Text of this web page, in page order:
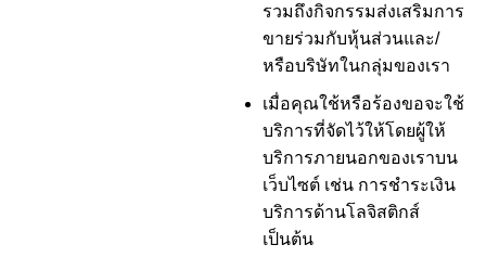
รวมถึงกิจกรรมส่งเสริมการ
ขายร่วมกับหุ้นส่วนและ/
หรือบริษัทในกลุ่มของเรา
เมื่อคุณใช้หรือร้องขอจะใช้
บริการที่จัดไว้ให้โดยผู้ให้
บริการภายนอกของเราบน
เว็บไซต์ เช่น การชำระเงิน
บริการด้านโลจิสติกส์
เป็นต้น